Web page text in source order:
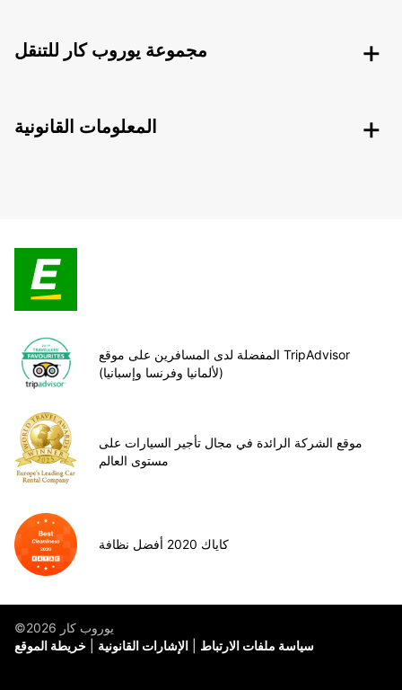
مجموعة يوروب كار للتنقل
المعلومات القانونية
المفضلة لدى المسافرين على موقع TripAdvisor
(لألمانيا وفرنسا وإسبانيا)
موقع الشركة الرائدة في مجال تأجير السيارات على
مستوى العالم
كاياك 2020 أفضل نظافة
©يوروب كار 2026
خريطة الموقع
الإشارات القانونية سياسة ملفات الارتباط